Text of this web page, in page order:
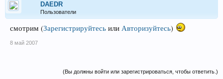
DAEDR
Пользователи
смотрим (Зарегистрируйтесь или Авторизуйтесь)
8 май 2007
(Вы должны войти или зарегистрироваться, чтобы ответить.)